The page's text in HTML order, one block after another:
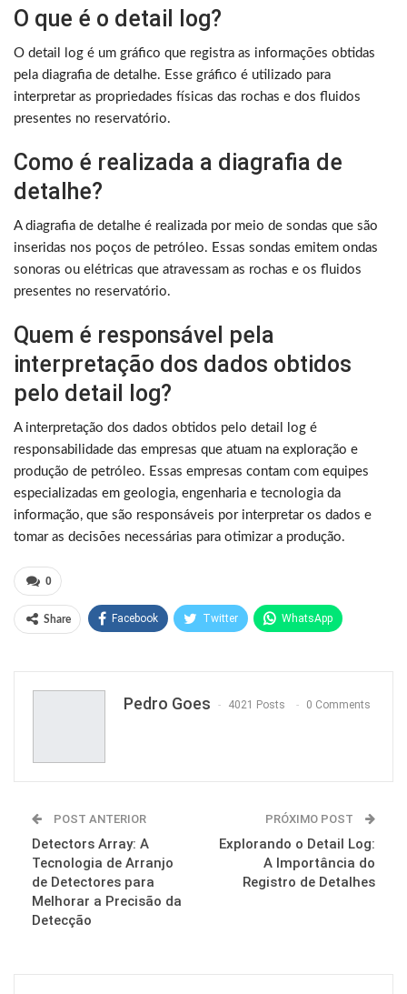
O que é o detail log?
O detail log é um gráfico que registra as informações obtidas
pela diagrafia de detalhe. Esse gráfico é utilizado para
interpretar as propriedades físicas das rochas e dos fluidos
presentes no reservatório.
Como é realizada a diagrafia de
detalhe?
A diagrafia de detalhe é realizada por meio de sondas que são
inseridas nos poços de petróleo. Essas sondas emitem ondas
sonoras ou elétricas que atravessam as rochas e os fluidos
presentes no reservatório.
Quem é responsável pela
interpretação dos dados obtidos
pelo detail log?
A interpretação dos dados obtidos pelo detail log é
responsabilidade das empresas que atuam na exploração e
produção de petróleo. Essas empresas contam com equipes
especializadas em geologia, engenharia e tecnologia da
informação, que são responsáveis por interpretar os dados e
tomar as decisões necessárias para otimizar a produção.
0
Share Facebook Twitter WhatsApp
Pedro Goes 4021 Posts 0 Comments
POST ANTERIOR
Detectors Array: A
Tecnologia de Arranjo
de Detectores para
Melhorar a Precisão da
Detecção
PRÓXIMO POST
Explorando o Detail Log:
A Importância do
Registro de Detalhes